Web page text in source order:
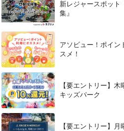
新レジャースポット
集』
アソビュー！ポイン
スメ！
【要エントリー】木
キッズパーク
【要エントリー】